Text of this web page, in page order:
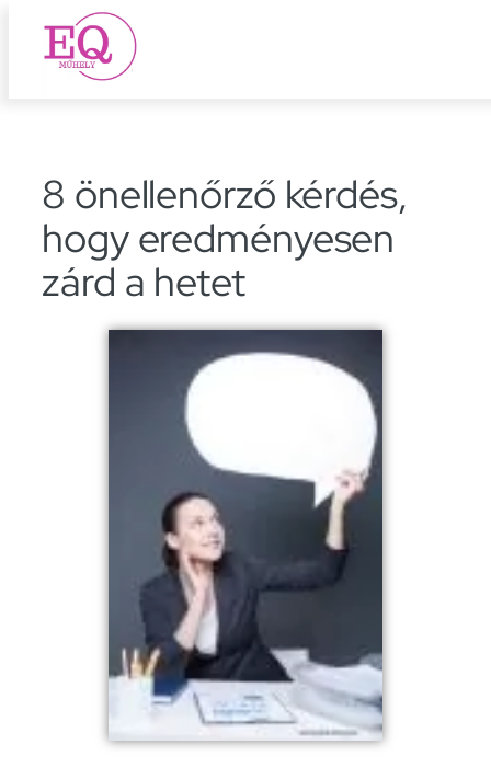
Ugrás
8 önellenőrző kérdés,
hogy eredményesen
zárd a hetet